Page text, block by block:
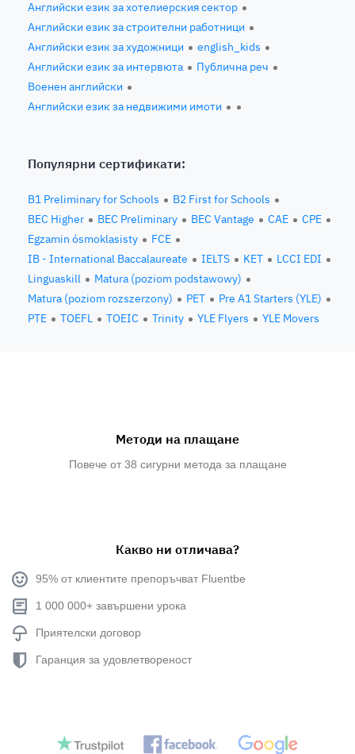
Английски език за хотелиерския сектор
Английски език за строителни работници
Английски език за художници
english_kids
Английски език за интервюта
Публична реч
Военен английски
Английски език за недвижими имоти
Популярни сертификати:
B1 Preliminary for Schools
B2 First for Schools
BEC Higher
BEC Preliminary BEC Vantage CAE
CPE
Egzamin ósmoklasisty
FCE
IB - International Baccalaureate
IELTS KET
LCCI EDI
Linguaskill
Matura (poziom podstawowy)
Matura (poziom rozszerzony)
PET
Pre A1 Starters (YLE)
PTE
TOEFL TOEIC Trinity YLE Flyers YLE Movers
Методи на плащане
Повече от 38 сигурни метода за плащане
Какво ни отличава?
95% от клиентите препоръчват Fluentbe
1 000 000+ завършени урока
Приятелски договор
Гаранция за удовлетвореност